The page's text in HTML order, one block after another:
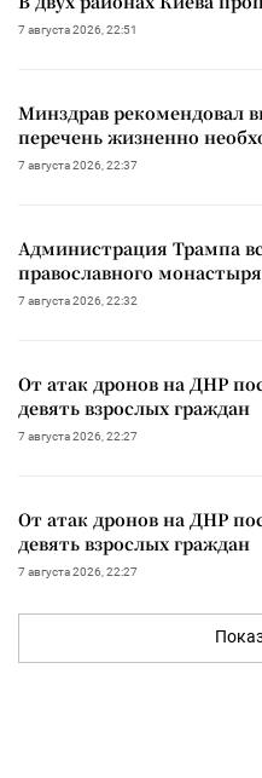
7 августа 2026, 22:51
Минздрав рекомендовал
перечень жизненно
7 августа 2026, 22:37
Администрация Трампа
православного
7 августа 2026, 22:32
От атак дронов на ДНР
девять взрослых граждан
7 августа 2026, 22:27
От атак дронов на ДНР
девять взрослых граждан
7 августа 2026, 22:27